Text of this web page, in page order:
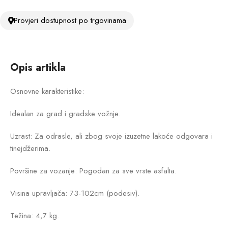
Provjeri dostupnost po trgovinama
Opis artikla
Osnovne karakteristike:
Idealan za grad i gradske vožnje.
Uzrast: Za odrasle, ali zbog svoje izuzetne lakoće odgovara i
tinejdžerima.
Površine za vozanje: Pogodan za sve vrste asfalta.
Visina upravljača: 73-102cm (podesiv).
Težina: 4,7 kg.